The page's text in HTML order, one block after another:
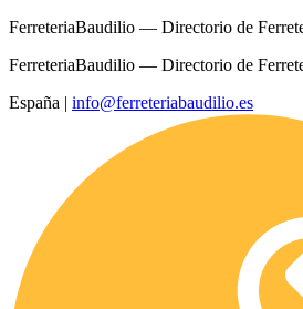
FerreteriaBaudilio — Directorio de
FerreteriaBaudilio — Directorio de
España | info@ferreteriabaudilio.es